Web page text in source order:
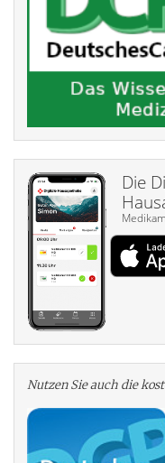
Die
Nutzen Sie auch die